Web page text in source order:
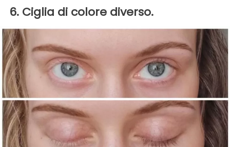
6. Ciglia di colore diverso.